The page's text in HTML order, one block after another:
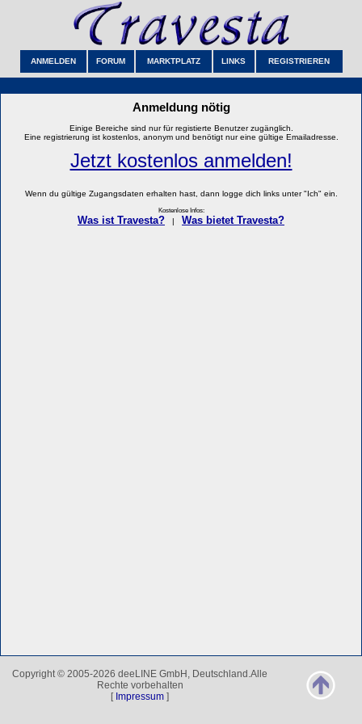
ANMELDEN FORUM MARKTPLATZ LINKS REGISTRIEREN
Anmeldung nötig
Einige Bereiche sind nur für registierte Benutzer zugänglich.
Eine registrierung ist kostenlos, anonym und benötigt nur eine gültige Emailadresse.
Jetzt kostenlos anmelden!
Wenn du gültige Zugangsdaten erhalten hast, dann logge dich links unter "Ich" ein.
Kostenlose Infos:
Was ist Travesta? Was bietet Travesta?
Copyright © 2005-2026 deeLINE GmbH, Deutschland.Alle
Rechte vorbehalten
[ Impressum ]